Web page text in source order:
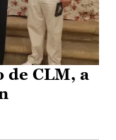
de CLM, a